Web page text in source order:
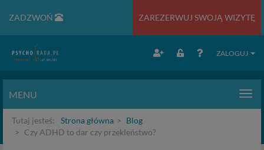
ZADZWOŃ ZAREZERWUJ SWOJĄ WIZYTĘ
ZALOGUJ
MENU
Tutaj jesteś: Strona główna
Blog
Czy ADHD to dar czy przekleństwo?